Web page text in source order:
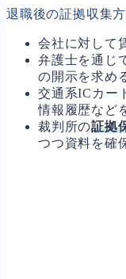
退職後の証拠収集
会社に対して
弁護士を通じ
の開示を求め
交通系ICカー
情報履歴など
裁判所の証拠
つつ資料を確